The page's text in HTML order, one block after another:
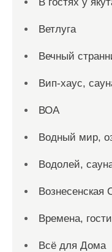
Ветлуга
Вечный
Вип-хаус,
ВОА
Водный мир,
Водолей,
Вознесенская
Времена,
Всё для Дома